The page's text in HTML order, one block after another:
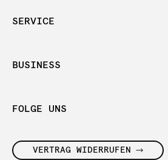
SERVICE
BUSINESS
FOLGE UNS
VERTRAG WIDERRUFEN